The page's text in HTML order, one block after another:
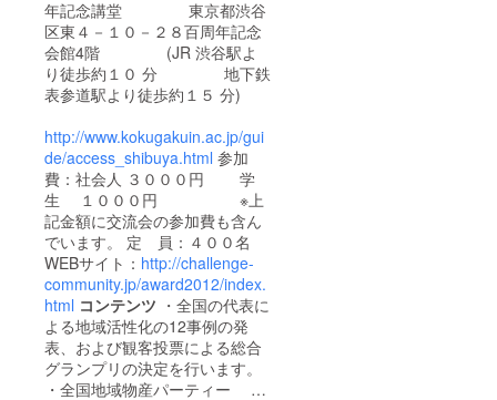
年記念講堂 東京都渋谷
区東４－１０－２８百周年記念
会館4階 (JR 渋谷駅よ
り徒歩約１０ 分 地下鉄
表参道駅より徒歩約１５ 分)
http://www.kokugakuin.ac.jp/gui
de/access_shibuya.html 参加
費：社会人 ３０００円 学
生 １０００円 ※上
記金額に交流会の参加費も含ん
でいます。 定 員：４００名
WEBサイト： http://challenge-
community.jp/award2012/index.
html コンテンツ ・全国の代表に
よる地域活性化の12事例の発
表、および観客投票による総合
グランプリの決定を行います。
・全国地域物産パーティー …